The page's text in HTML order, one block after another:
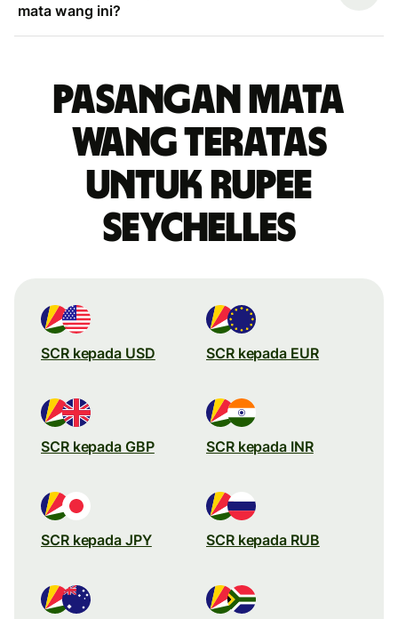
mata wang ini?
Pasangan mata
wang teratas
untuk rupee
Seychelles
SCR kepada USD SCR kepada EUR
SCR kepada GBP SCR kepada INR
SCR kepada JPY SCR kepada RUB